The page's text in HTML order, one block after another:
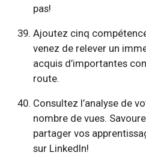
pas!
Ajoutez cinq
venez de relever un
acquis d’importantes
route.
Consultez l’analyse de
nombre de vues.
partager vos
sur LinkedIn!